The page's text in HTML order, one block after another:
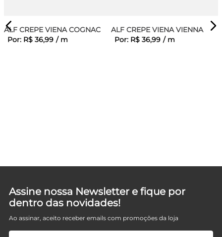
ALF CREPE VIENA COGNAC
Por: R$ 36,99 / m
ALF CREPE VIENA VIENNA
Por: R$ 36,99 / m
Assine nossa Newsletter e fique por
dentro das novidades!
Ao assinar, aceito receber emails com promoções da loja